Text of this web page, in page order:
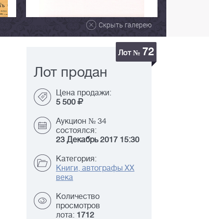
Скрыть галерею
Лот № 72
Лот продан
Цена продажи:
5 500
Аукцион № 34
состоялся:
23 Декабрь 2017 15:30
Категория:
Книги, автографы XX
века
Количество
просмотров
лота: 1712